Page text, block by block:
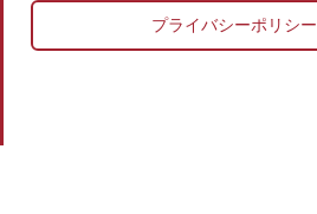
プライバシーポリシ